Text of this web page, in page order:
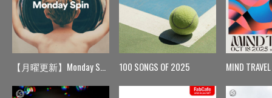
【月曜更新】Monday Spin 100 SONGS OF 2025 MIND TRAVEL